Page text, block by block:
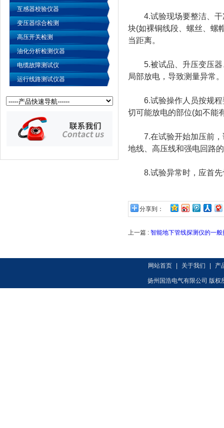
互感器校验仪器
变压器综合检测
高压开关检测
油化分析检测仪器
电缆故障测试仪
运行线路测试仪器
4.试验现场要整洁、干
块(如裸铜线段、螺丝、螺
当距离。
5.被试品、升压变压器
局部放电，导致测量异常。
6.试验操作人员按规程
切可能放电的部位(如不能
7.在试验开始加压前，
地线、高压线和强电回路
8.试验异常时，应首先
分享到：
上一篇 : 智能地下管线探测仪的一
网站首页 关于我们 产
扬州国浩电气有限公司 版权